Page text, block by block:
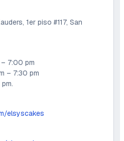
1er piso #117, San
7:00 pm
– 7:30 pm
elsyscakes